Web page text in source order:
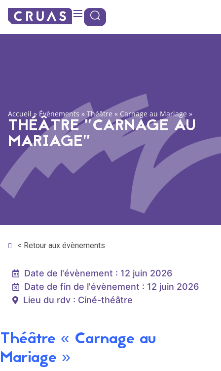
Panneau de gestion des cookies
Accueil » Évènements » Théâtre « Carnage au Mariage »
THÉÂTRE "CARNAGE AU
MARIAGE"
< Retour aux évènements
Date de l'évènement : 12 juin 2026
Date de fin de l'évènement : 12 juin 2026
Lieu du rdv : Ciné-théâtre
Théâtre « Carnage au
Mariage »